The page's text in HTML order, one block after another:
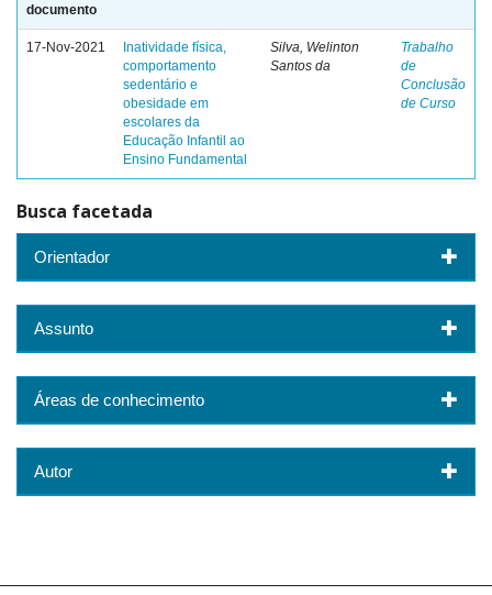
documento
17-Nov-2021
Inatividade física,
comportamento
sedentário e
obesidade em
escolares da
Educação Infantil ao
Ensino Fundamental
Silva, Welinton
Santos da
Trabalho
de
Conclusão
de Curso
Busca facetada
Orientador
Assunto
Áreas de conhecimento
Autor